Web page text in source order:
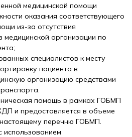
медицинской помощи
оказания соответствующего
из-за отсутствия
организации по
специалистов к месту
пациента в
организацию средствами
помощь в рамках ГОБМП
и предоставляется в объеме
перечню ГОБМП.
использованием